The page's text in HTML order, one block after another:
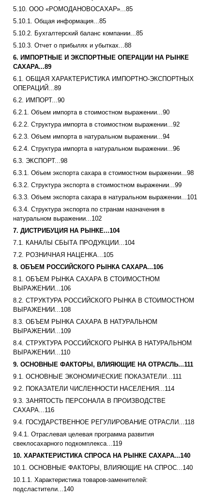
5.10. ООО «РОМОДАНОВОСАХАР»...85
5.10.1. Общая информация...85
5.10.2. Бухгалтерский баланс компании...85
5.10.3. Отчет о прибылях и убытках...88
6. ИМПОРТНЫЕ И ЭКСПОРТНЫЕ ОПЕРАЦИИ НА РЫНКЕ
САХАРА...89
6.1. ОБЩАЯ ХАРАКТЕРИСТИКА ИМПОРТНО-ЭКСПОРТНЫХ
ОПЕРАЦИЙ...89
6.2. ИМПОРТ...90
6.2.1. Объем импорта в стоимостном выражении...90
6.2.2. Структура импорта в стоимостном выражении...92
6.2.3. Объем импорта в натуральном выражении...94
6.2.4. Структура импорта в натуральном выражении...96
6.3. ЭКСПОРТ...98
6.3.1. Объем экспорта сахара в стоимостном выражении...98
6.3.2. Структура экспорта в стоимостном выражении...99
6.3.3. Объем экспорта сахара в натуральном выражении...101
6.3.4. Структура экспорта по странам назначения в
натуральном выражении...102
7. ДИСТРИБУЦИЯ НА РЫНКЕ...104
7.1. КАНАЛЫ СБЫТА ПРОДУКЦИИ...104
7.2. РОЗНИЧНАЯ НАЦЕНКА...105
8. ОБЪЕМ РОССИЙСКОГО РЫНКА САХАРА...106
8.1. ОБЪЕМ РЫНКА САХАРА В СТОИМОСТНОМ
ВЫРАЖЕНИИ...106
8.2. СТРУКТУРА РОССИЙСКОГО РЫНКА В СТОИМОСТНОМ
ВЫРАЖЕНИИ...108
8.3. ОБЪЕМ РЫНКА САХАРА В НАТУРАЛЬНОМ
ВЫРАЖЕНИИ...109
8.4. СТРУКТУРА РОССИЙСКОГО РЫНКА В НАТУРАЛЬНОМ
ВЫРАЖЕНИИ...110
9. ОСНОВНЫЕ ФАКТОРЫ, ВЛИЯЮЩИЕ НА ОТРАСЛЬ...111
9.1. ОСНОВНЫЕ ЭКОНОМИЧЕСКИЕ ПОКАЗАТЕЛИ...111
9.2. ПОКАЗАТЕЛИ ЧИСЛЕННОСТИ НАСЕЛЕНИЯ...114
9.3. ЗАНЯТОСТЬ ПЕРСОНАЛА В ПРОИЗВОДСТВЕ
САХАРА...116
9.4. ГОСУДАРСТВЕННОЕ РЕГУЛИРОВАНИЕ ОТРАСЛИ...118
9.4.1. Отраслевая целевая программа развития
свеклосахарного подкомплекса...119
10. ХАРАКТЕРИСТИКА СПРОСА НА РЫНКЕ САХАРА...140
10.1. ОСНОВНЫЕ ФАКТОРЫ, ВЛИЯЮЩИЕ НА СПРОС...140
10.1.1. Характеристика товаров-заменителей:
подсластители...140